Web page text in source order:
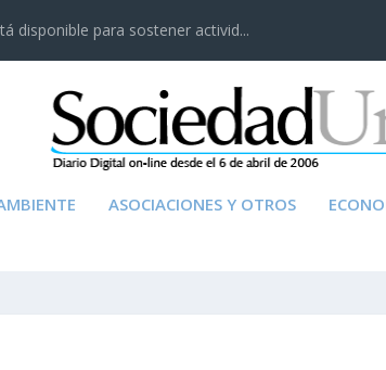
disponible para sostener activid...
ASOCIACIONES Y OTROS